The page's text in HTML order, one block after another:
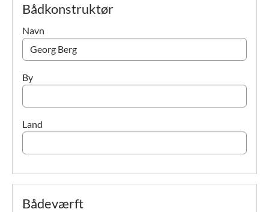
Bådkonstruktør
Navn
By
Land
Bådeværft